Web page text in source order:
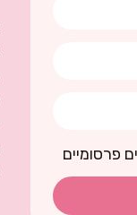
פרסומיים